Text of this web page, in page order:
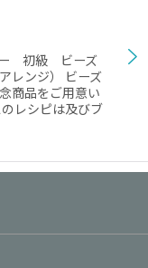
ー 初級 ビーズ
レンジ） ビーズ
商品をご用意い
レシピは及びブ